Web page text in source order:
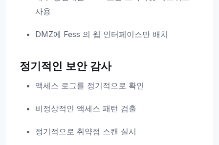
사용
DMZ에 Fess 의 웹 인터페이스만 배치
정기적인 보안 감사
액세스 로그를 정기적으로 확인
비정상적인 액세스 패턴 검출
정기적으로 취약점 스캔 실시